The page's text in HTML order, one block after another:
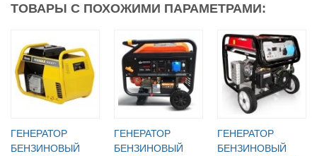
ТОВАРЫ С ПОХОЖИМИ ПАРАМЕТРАМИ:
ГЕНЕРАТОР
БЕНЗИНОВЫЙ
ГЕНЕРАТОР
БЕНЗИНОВЫЙ
ГЕНЕРАТОР
БЕНЗИНОВЫЙ